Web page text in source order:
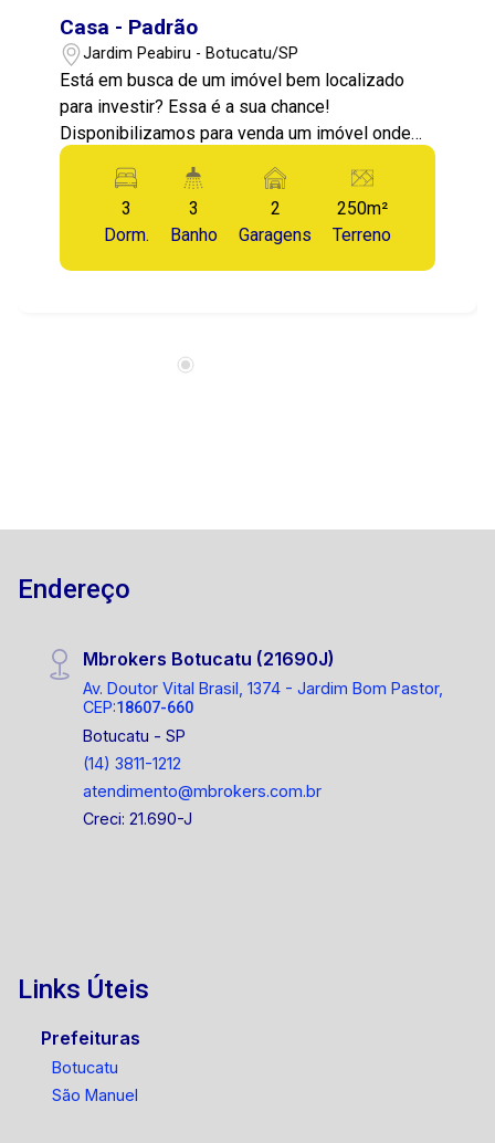
Casa - Padrão
Jardim Peabiru - Botucatu/SP
Está em busca de um imóvel bem localizado
para investir? Essa é a sua chance!
Disponibilizamos para venda um imóvel onde
atualmente funciona uma borracharia. A casa
existente está bastante desgastada devido ao
tempo de uso e falta de benfeitorias, sendo
ideal para demolição também e
reaproveitamento do espaço conforme sua
pessoas e veículos, ideal para negócios ou
comercial ? Potencial para investidores e
busca um espaço com alto potencial de
aproveitamento. Entre em contato para mais
3
Dorm.
3
Banho
2
Garagens
250m²
Terreno
Endereço
Mbrokers Botucatu (21690J)
Av. Doutor Vital Brasil, 1374 - Jardim Bom Pastor,
CEP:18607-660
Botucatu - SP
(14) 3811-1212
atendimento@mbrokers.com.br
Creci: 21.690-J
Links Úteis
Prefeituras
Botucatu
São Manuel